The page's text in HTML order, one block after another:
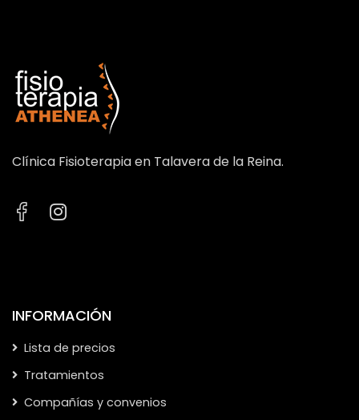
Clínica Fisioterapia en Talavera de la Reina.
INFORMACIÓN
Lista de precios
Tratamientos
Compañías y convenios